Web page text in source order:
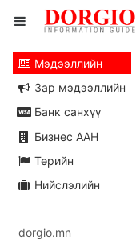
Мэдээллийн
Зар мэдээллийн
Банк санхүү
Бизнес ААН
Төрийн
Нийслэлийн
dorgio.mn